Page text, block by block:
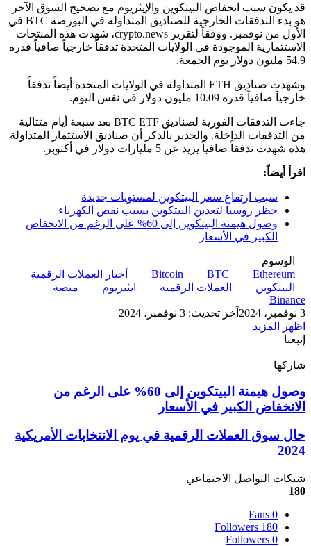
قد يكون سبب انخفاض البيتكوين والإيثريوم مع تصحيح السوق الآخر
هو بدء التدفقات الخارجية للصناديق المتداولة في البورصة BTC في
الأول من نوفمبر. ووفقاً لتقرير crypto.news، شهدت هذه المنتجات
الاستثمارية الموجودة في الولايات المتحدة تدفقاً خارجياً صافياً قدره
54.9 مليون دولار يوم الجمعة.
وشهدت صناديق ETH المتداولة في الولايات المتحدة أيضاً تدفقاً
خارجياً صافياً قدره 10.09 مليون دولار في نفس اليوم.
جاءت التدفقات الفورية لصناديق BTC ETF بعد سبعة أيام متتالية
من التدفقات الداخلة. والجدير بالذكر أن صناديق الاستثمار المتداولة
هذه شهدت تدفقاً صافياً يزيد عن 5 مليارات دولار في أكتوبر.
اقرأ أيضاً:
سبب ارتفاع سعر البيتكوين لمستويات جديدة
حظر روسيا لتعدين البيتكوين بسبب نقص الكهرباء
وصول هيمنة البيتكوين إلى 60% على الرغم من الانخفاض
الكبير في الأسعار
الوسوم
Bitcoin
BTC Ethereum
أخبار العملات الرقمية
البيتكوين
العملات الرقمية ايثيريوم
منصة
Binance
3 نوفمبر، 2024
آخر تحديث: 3 نوفمبر، 2024
اظهر المزيد
إتبعنا
شاركها
وصول
هيمنة
البيتكوين
إلى
60%
على
من
الانخفاض
الأسعار
وصول هيمنة البيتكوين إلى 60% على الرغم من
الانخفاض الكبير في الأسعار
حال
سوق
العملات
الرقمية
في
الانتخابات
الأمريكية
2024
حال سوق العملات الرقمية في يوم الانتخابات الأمريكية
2024
شبكات التواصل الاجتماعي
180
0
Fans
180
Followers
0
Followers